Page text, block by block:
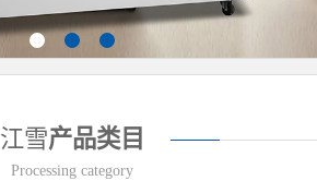
江雪产品类目
Processing category